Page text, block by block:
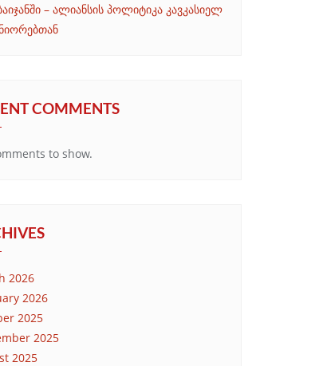
– ალიანსის პოლიტიკა კავკასიელ
COMMENTS
to show.
2026
2026
2025
2025
2025